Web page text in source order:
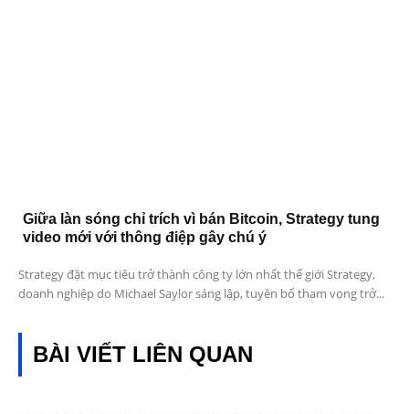
Giữa làn sóng chỉ trích vì bán Bitcoin, Strategy tung
video mới với thông điệp gây chú ý
Strategy đặt mục tiêu trở thành công ty lớn nhất thế giới Strategy,
doanh nghiệp do Michael Saylor sáng lập, tuyên bố tham vọng trở...
BÀI VIẾT LIÊN QUAN